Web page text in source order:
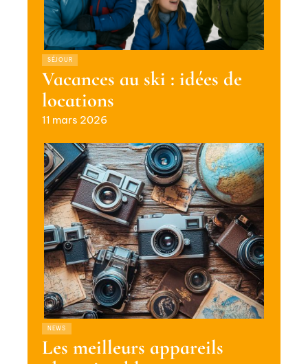
SÉJOUR
Vacances au ski : idées de
locations
11 mars 2026
NEWS
Les meilleurs appareils